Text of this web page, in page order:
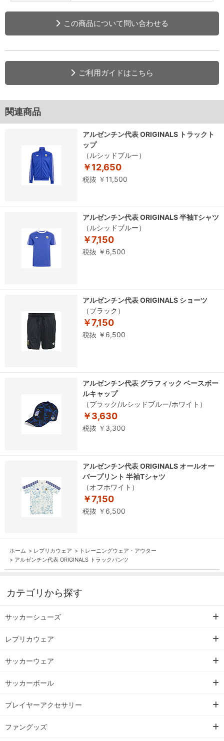
この商品について問い合わせる
ご利用ガイドはこちら
関連商品
アルゼンチン代表 ORIGINALS トラックト
ップ
（ルシッドブルー）
￥12,650
税抜 ￥11,500
アルゼンチン代表 ORIGINALS 半袖Tシャツ
（ルシッドブルー）
￥7,150
税抜 ￥6,500
アルゼンチン代表 ORIGINALS ショーツ
（ブラック）
￥7,150
税抜 ￥6,500
アルゼンチン代表 グラフィック ベースボー
ルキャップ
（ブラック/ルシッドブルー/ホワイト）
￥3,630
税抜 ￥3,300
アルゼンチン代表 ORIGINALS オールオー
バープリント 半袖Tシャツ
（オフホワイト）
￥7,150
税抜 ￥6,500
ホーム > レプリカウェア > トレーニングウェア・アウター
> アルゼンチン代表 ORIGINALS トラックパンツ
カテゴリから探す
サッカーシューズ
レプリカウェア
サッカーウェア
サッカーボール
プレイヤーアクセサリー
ファングッズ